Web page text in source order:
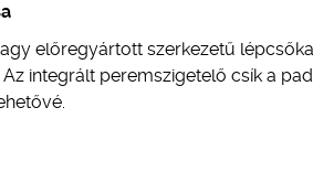
előregyártott szerkezetű
integrált peremszigetelő csík a